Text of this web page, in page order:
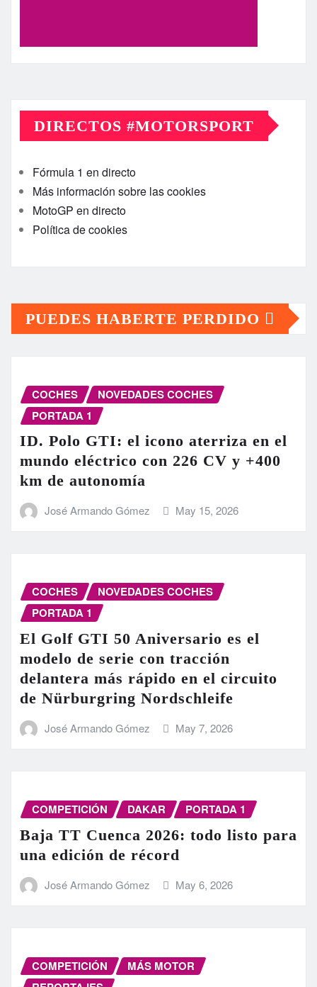
DIRECTOS #MOTORSPORT
Fórmula 1 en directo
Más información sobre las cookies
MotoGP en directo
Política de cookies
PUEDES HABERTE PERDIDO
COCHES
NOVEDADES COCHES
PORTADA 1
ID. Polo GTI: el icono aterriza en el
mundo eléctrico con 226 CV y +400
km de autonomía
José Armando Gómez May 15, 2026
COCHES
NOVEDADES COCHES
PORTADA 1
El Golf GTI 50 Aniversario es el
modelo de serie con tracción
delantera más rápido en el circuito
de Nürburgring Nordschleife
José Armando Gómez May 7, 2026
COMPETICIÓN DAKAR PORTADA 1
Baja TT Cuenca 2026: todo listo para
una edición de récord
José Armando Gómez May 6, 2026
COMPETICIÓN
MÁS MOTOR